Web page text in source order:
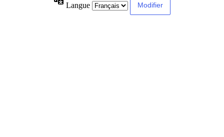
Langue